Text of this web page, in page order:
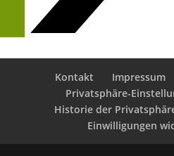
Kontakt Impressum
Privatsphäre-
Historie der
Einwilligungen